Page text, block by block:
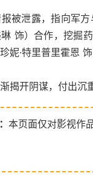
被泄露，指向军
饰）合作，挖掘
妮·特里普里霍恩
揭开阴谋，付出沉
本页面仅对影视作